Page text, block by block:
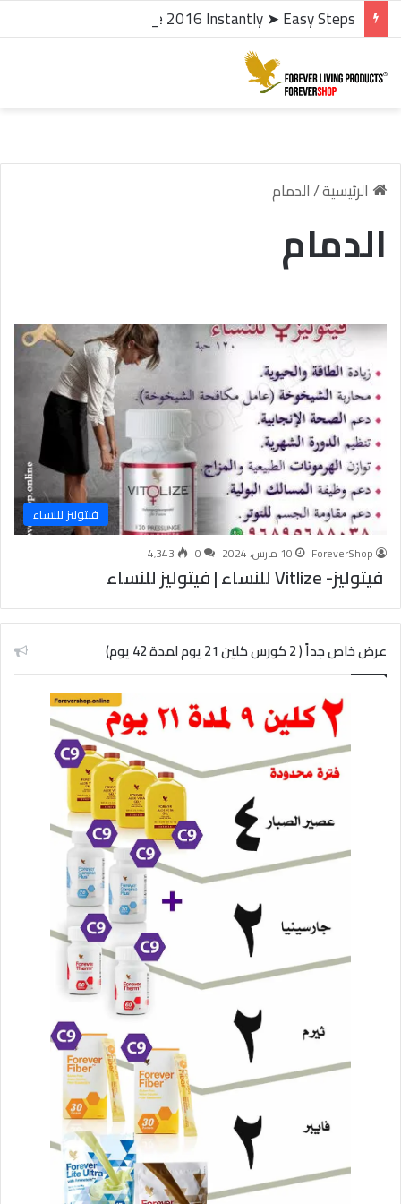
الرئيسية/الدمام
الدمام
فيتوليز للنساء
ForeverShop 10 مارس، 2024 0 4٬343
فيتوليز- Vitlize للنساء | فيتوليز للنساء
عرض خاص جداً ( 2 كورس كلين 21 يوم لمدة 42 يوم)